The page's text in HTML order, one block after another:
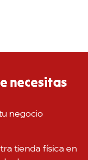
necesitas
negocio
tienda física en